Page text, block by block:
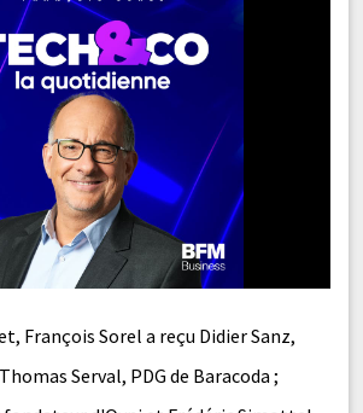
François Sorel a reçu Didier Sanz,
Serval, PDG de Baracoda ;